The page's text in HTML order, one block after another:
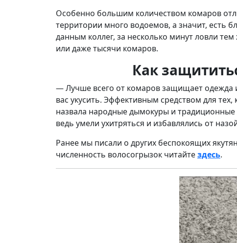
Особенно большим количеством комаров
территории много водоемов, а значит, есть
данным коллег, за несколько минут ловли
или даже тысячи комаров.
Как
— Лучше всего от комаров защищает одежда
вас укусить. Эффективным средством для
назвала народные дымокуры и традиционные
ведь умели ухитряться и избавлялись от
Ранее мы писали о других беспокоящих
численность волосогрызок читайтездесь.